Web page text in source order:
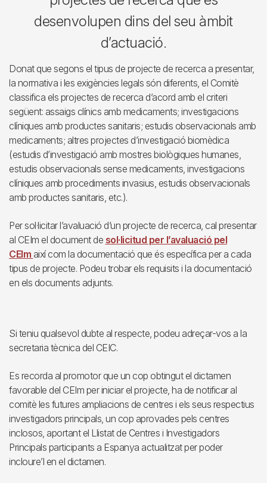
desenvolupen dins del seu àmbit
d’actuació.
Donat que segons el tipus de projecte de recerca a presentar,
la normativa i les exigències legals són diferents, el Comitè
classifica els projectes de recerca d’acord amb el criteri
següent: assaigs clínics amb medicaments; investigacions
clíniques amb productes sanitaris; estudis observacionals amb
medicaments; altres projectes d’investigació biomèdica
(estudis d’investigació amb mostres biològiques humanes,
estudis observacionals sense medicaments, investigacions
clíniques amb procediments invasius, estudis observacionals
amb productes sanitaris, etc.).
Per sol·licitar l’avaluació d’un projecte de recerca, cal presentar
al CEIm el document de sol·licitud per l’avaluació pel
CEIm així com la documentació que és específica per a cada
tipus de projecte. Podeu trobar els requisits i la documentació
en els documents adjunts.
Si teniu qualsevol dubte al respecte, podeu adreçar-vos a la
secretaria tècnica del CEIC.
Es recorda al promotor que un cop obtingut el dictamen
favorable del CEIm per iniciar el projecte, ha de notificar al
comitè les futures ampliacions de centres i els seus respectius
investigadors principals, un cop aprovades pels centres
inclosos, aportant el Llistat de Centres i Investigadors
Principals participants a Espanya actualitzat per poder
incloure’l en el dictamen.